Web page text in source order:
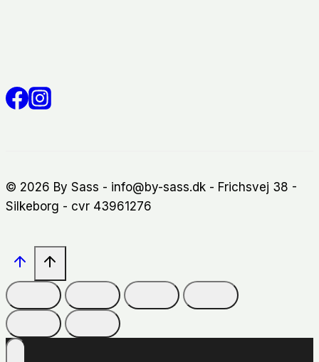
© 2026 By Sass - info@by-sass.dk - Frichsvej 38 -
Silkeborg - cvr 43961276